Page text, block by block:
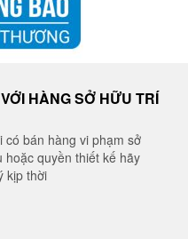
HÀNG SỞ HỮU TRÍ
có bán hàng vi phạm sở
quyền thiết kế hãy
kịp thời